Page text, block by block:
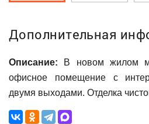
Дополнительная
Описание: В новом жилом
офисное помещение с
двумя выходами. Отделка